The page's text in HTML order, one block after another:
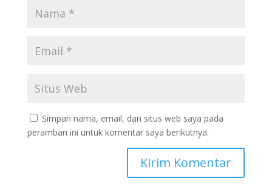
Simpan nama, email, dan situs web saya pada
peramban ini untuk komentar saya berikutnya.